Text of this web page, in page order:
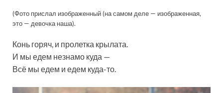
(Фото прислал изображенный (на самом деле — изображенная,
это — девочка наша).
Конь горяч, и пролетка крылата.
И мы едем незнамо куда —
Всё мы едем и едем куда-то.